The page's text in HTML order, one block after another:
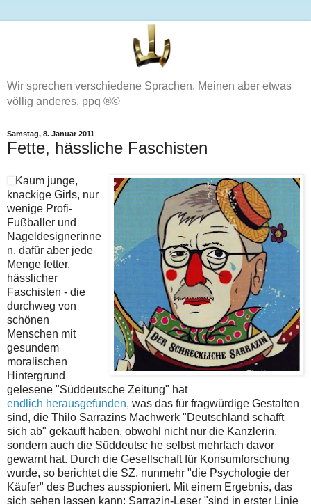
Wir sprechen verschiedene Sprachen. Meinen aber etwas
völlig anderes. ppq ®©
Samstag, 8. Januar 2011
Fette, hässliche Faschisten
Kaum junge,
knackige Girls, nur
wenige Profi-
Fußballer und
Nageldesignerinne
n, dafür aber jede
Menge fetter,
hässlicher
Faschisten - die
durchweg von
schönen
Menschen mit
gesundem
moralischen
Hintergrund
gelesene "Süddeutsche Zeitung" hat
endlich herausgefunden, was das für fragwürdige Gestalten
sind, die Thilo Sarrazins Machwerk "Deutschland schafft
sich ab" gekauft haben, obwohl nicht nur die Kanzlerin,
sondern auch die Süddeutsc he selbst mehrfach davor
gewarnt hat. Durch die Gesellschaft für Konsumforschung
wurde, so berichtet die SZ, nunmehr "die Psychologie der
Käufer" des Buches ausspioniert. Mit einem Ergebnis, das
sich sehen lassen kann: Sarrazin-Leser "sind in erster Linie